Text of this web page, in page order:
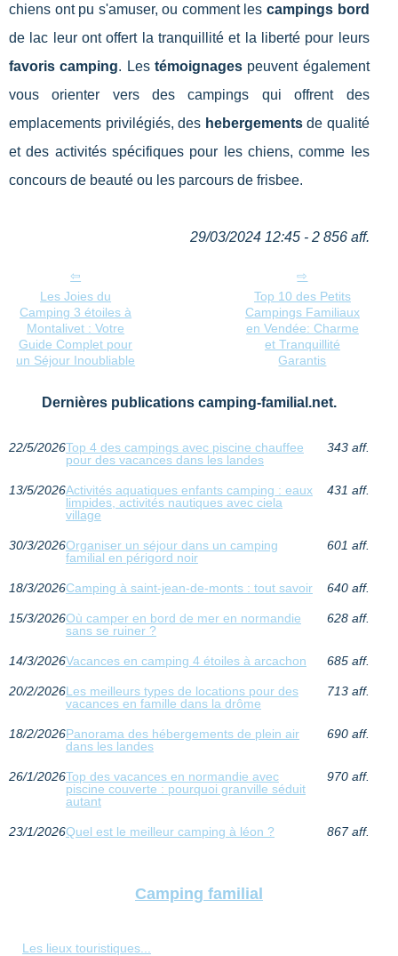
chiens ont pu s'amuser, ou comment lescampings bord
de lac leur ont offert la tranquillité et la liberté pour leurs
favoris camping. Les témoignagespeuvent également
vous orienter vers des campings qui offrent des
emplacements privilégiés, des hebergementsde qualité
et des activités spécifiques pour les chiens, comme les
concours de beauté ou les parcours de frisbee.
29/03/2024 12:45 - 2 856 aff.
Les Joies du
Camping 3 étoiles à
Montalivet : Votre
Guide Complet pour
un Séjour Inoubliable
Top 10 des Petits
Campings Familiaux
en Vendée: Charme
et Tranquillité
Garantis
Dernières publications camping-familial.net.
22/5/2026Top 4 des campings avec piscine chauffee
pour des vacances dans les landes
343 aff.
13/5/2026Activités aquatiques enfants camping : eaux
limpides, activités nautiques avec ciela
village
431 aff.
30/3/2026Organiser un séjour dans un camping
familial en périgord noir
601 aff.
18/3/2026Camping à saint-jean-de-monts : tout savoir 640 aff.
15/3/2026Où camper en bord de mer en normandie
sans se ruiner ?
628 aff.
14/3/2026Vacances en camping 4 étoiles à arcachon 685 aff.
20/2/2026Les meilleurs types de locations pour des
vacances en famille dans la drôme
713 aff.
18/2/2026Panorama des hébergements de plein air
dans les landes
690 aff.
26/1/2026Top des vacances en normandie avec
piscine couverte : pourquoi granville séduit
autant
970 aff.
23/1/2026Quel est le meilleur camping à léon ? 867 aff.
Camping familial
Les lieux touristiques...